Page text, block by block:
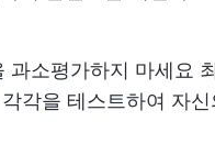
과소평가하지 마세요
각을 테스트하여 자